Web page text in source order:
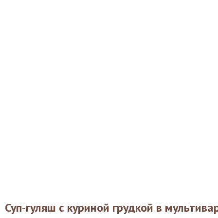
Суп-гуляш с куриной грудкой в